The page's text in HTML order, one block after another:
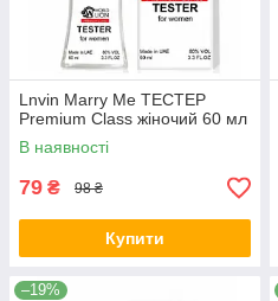
Lnvin Marry Me ТЕСТЕР
Premium Class жіночий 60 мл
В наявності
79 ₴ 98 ₴
Купити
–19%